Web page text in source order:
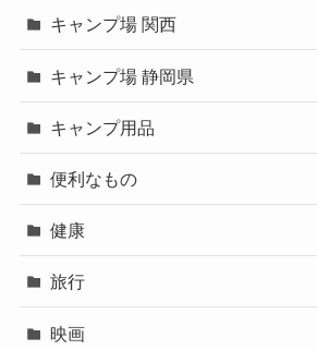
キャンプ場 関西
キャンプ場 静岡県
キャンプ用品
便利なもの
健康
旅行
映画